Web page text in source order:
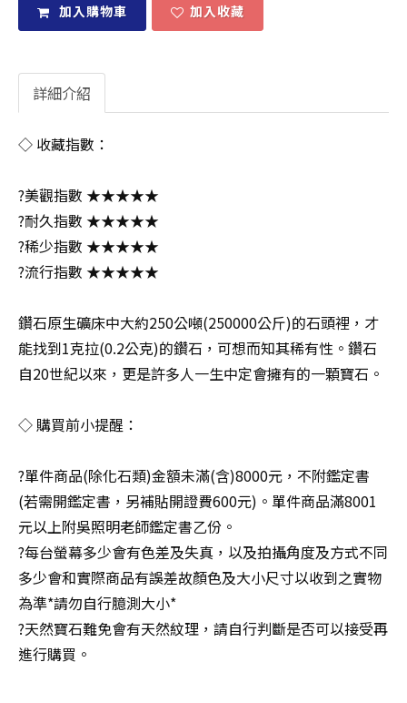
加入購物車 加入收藏
詳細介紹
◇ 收藏指數：
?美觀指數 ★★★★★
?耐久指數 ★★★★★
?稀少指數 ★★★★★
?流行指數 ★★★★★
鑽石原生礦床中大約250公噸(250000公斤)的石頭裡，才
能找到1克拉(0.2公克)的鑽石，可想而知其稀有性。鑽石
自20世紀以來，更是許多人一生中定會擁有的一顆寶石。
◇ 購買前小提醒：
?單件商品(除化石類)金額未滿(含)8000元，不附鑑定書
(若需開鑑定書，另補貼開證費600元)。單件商品滿8001
元以上附吳照明老師鑑定書乙份。
?每台螢幕多少會有色差及失真，以及拍攝角度及方式不同
多少會和實際商品有誤差故顏色及大小尺寸以收到之實物
為準*請勿自行臆測大小*
?天然寶石難免會有天然紋理，請自行判斷是否可以接受再
進行購買。